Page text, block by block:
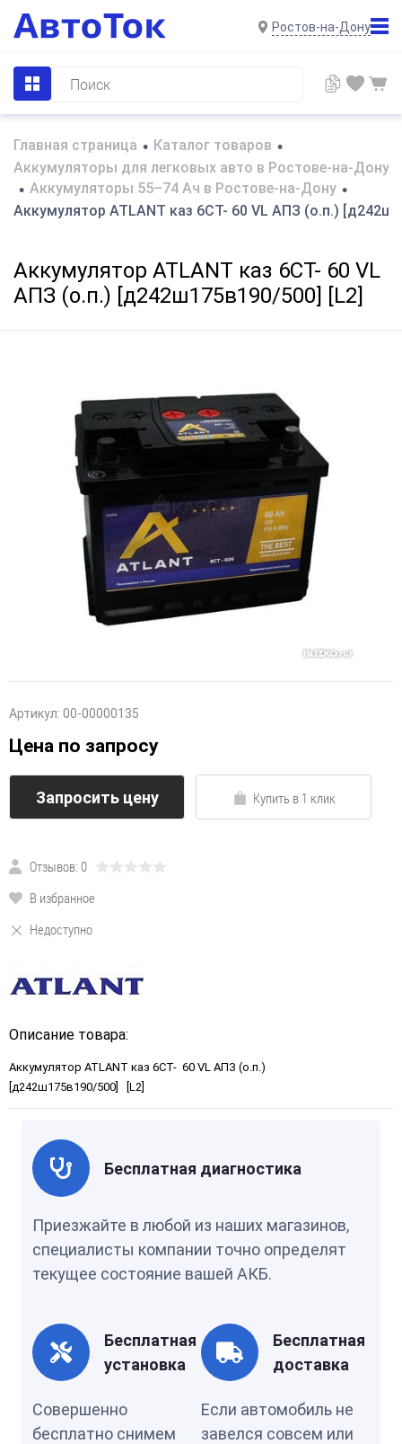
Ростов-на-Дону
Главная страница • Каталог товаров •
Аккумуляторы для легковых авто в Ростове-на-Дону
• Аккумуляторы 55–74 Ач в Ростове-на-Дону •
Аккумулятор ATLANT каз 6СТ- 60 VL АПЗ (о.п.)
Аккумулятор ATLANT каз 6СТ- 60 VL
АПЗ (о.п.) [д242ш175в190/500] [L2]
Артикул: 00-00000135
Цена по запросу
Запросить цену Купить в 1 клик
Отзывов: 0
В избранное
Недоступно
Описание товара:
Аккумулятор ATLANT каз 6СТ- 60 VL АПЗ (о.п.)
[д242ш175в190/500] [L2]
Бесплатная диагностика
Приезжайте в любой из наших магазинов,
специалисты компании точно определят
текущее состояние вашей АКБ.
Бесплатная
установка
Совершенно
бесплатно снимем
Бесплатная
доставка
Если автомобиль не
завелся совсем или